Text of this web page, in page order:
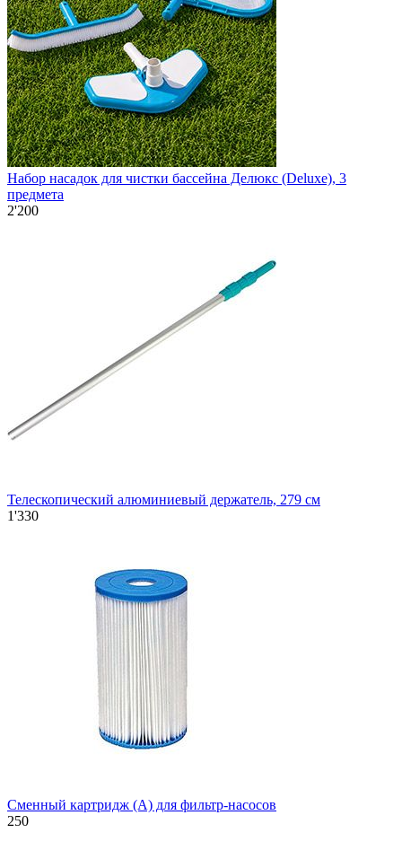
Набор насадок для чистки бассейна Делюкс (Deluxe), 3
предмета
2'200
Телескопический алюминиевый держатель, 279 см
1'330
Сменный картридж (A) для фильтр-насосов
250